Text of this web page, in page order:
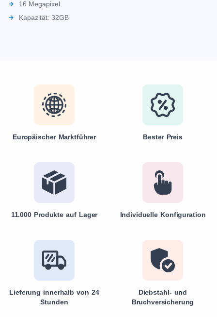
16 Megapixel
Kapazität: 32GB
Europäischer Marktführer Bester Preis
11.000 Produkte auf Lager Individuelle Konfiguration
Lieferung innerhalb von 24
Stunden
Diebstahl- und
Bruchversicherung